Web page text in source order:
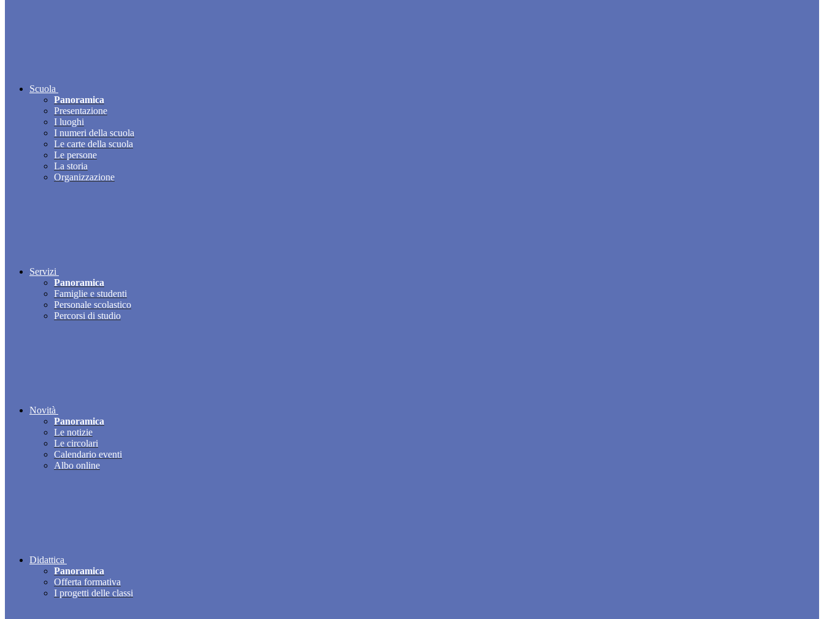
Scuola
Panoramica
Presentazione
I luoghi
I numeri della scuola
Le carte della scuola
Le persone
La storia
Organizzazione
Servizi
Panoramica
Famiglie e studenti
Personale scolastico
Percorsi di studio
Novità
Panoramica
Le notizie
Le circolari
Calendario eventi
Albo online
Didattica
Panoramica
Offerta formativa
I progetti delle classi